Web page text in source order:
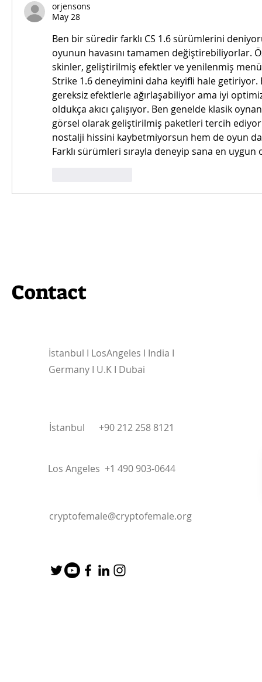
orjensons
May 28
Ben bir süredir farklı CS 1.6 sürümlerini
oyunun havasını tamamen değiştirebiliyorlar.
skinler, geliştirilmiş efektler ve yenilenmiş
Strike 1.6 deneyimini daha keyifli hale getiriyor.
gereksiz efektlerle ağırlaşabiliyor ama iyi
oldukça akıcı çalışıyor. Ben genelde klasik
görsel olarak geliştirilmiş paketleri tercih
nostalji hissini kaybetmiyorsun hem de oyun
Farklı sürümleri sırayla deneyip sana en uygun
Contact
İstanbul I LosAngeles I India I
Germany I U.K I Dubai
İstanbul +90 212 258 8121
Los Angeles +1 490 903-0644
cryptofemale@cryptofemale.org